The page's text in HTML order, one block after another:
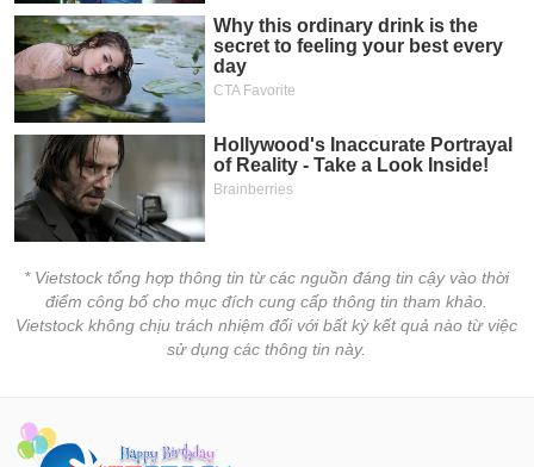
* Vietstock tổng hợp thông tin từ các nguồn đáng tin cậy vào thời
điểm công bố cho mục đích cung cấp thông tin tham khảo.
Vietstock không chịu trách nhiệm đối với bất kỳ kết quả nào từ việc
sử dụng các thông tin này.